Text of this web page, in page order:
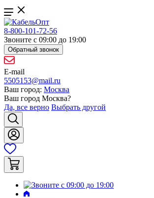
8-800-101-72-56
Звоните с 09:00 до 19:00
Обратный звонок
E-mail
5505153@mail.ru
Ваш город: Москва
Ваш город Москва?
Да, все верно Выбрать другой